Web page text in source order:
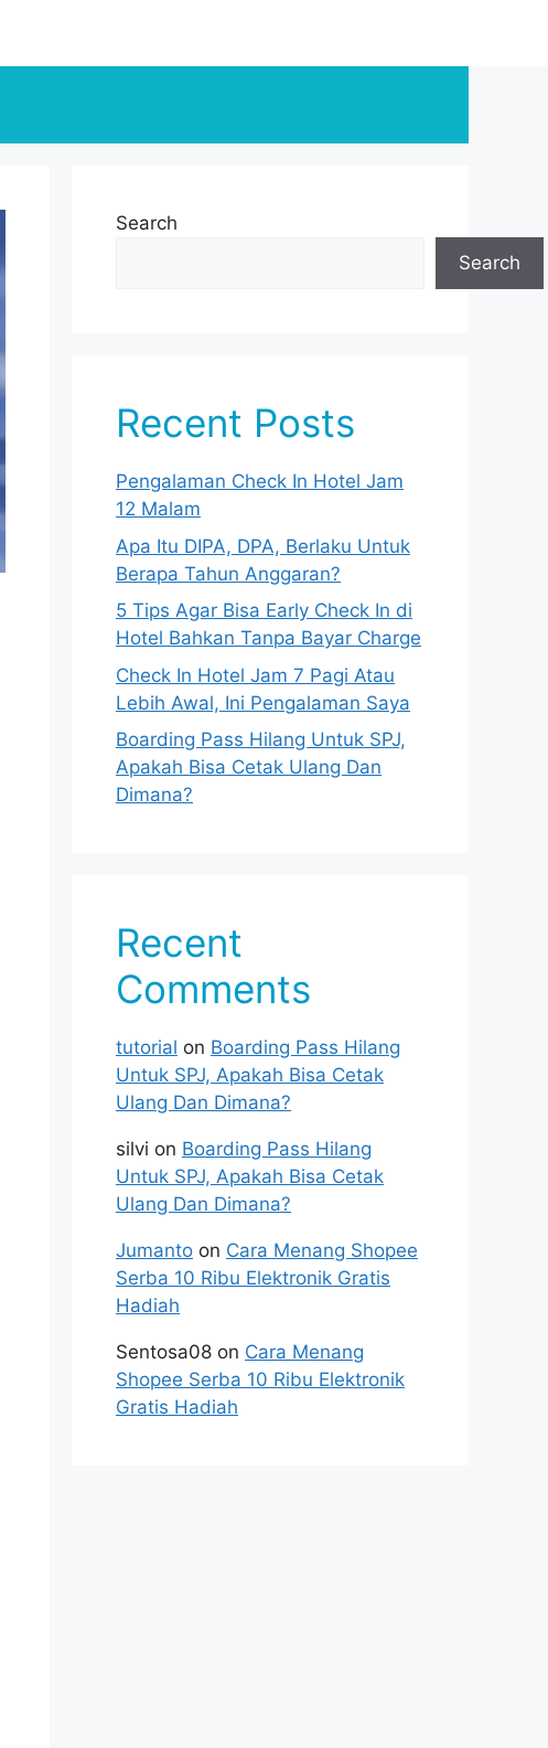
Search
Search
Recent Posts
Pengalaman Check In Hotel Jam
12 Malam
Apa Itu DIPA, DPA, Berlaku Untuk
Berapa Tahun Anggaran?
5 Tips Agar Bisa Early Check In di
Hotel Bahkan Tanpa Bayar Charge
Check In Hotel Jam 7 Pagi Atau
Lebih Awal, Ini Pengalaman Saya
Boarding Pass Hilang Untuk SPJ,
Apakah Bisa Cetak Ulang Dan
Dimana?
Recent
Comments
tutorial on Boarding Pass Hilang
Untuk SPJ, Apakah Bisa Cetak
Ulang Dan Dimana?
silvi on Boarding Pass Hilang
Untuk SPJ, Apakah Bisa Cetak
Ulang Dan Dimana?
Jumanto on Cara Menang Shopee
Serba 10 Ribu Elektronik Gratis
Hadiah
Sentosa08 on Cara Menang
Shopee Serba 10 Ribu Elektronik
Gratis Hadiah